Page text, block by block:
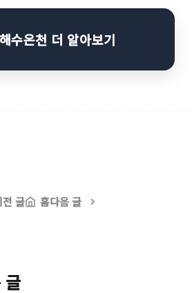
수온천 더 알아보기
전 글 홈다음 글
글